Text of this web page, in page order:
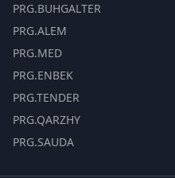
PRG.BUHGALTER
PRG.ALEM
PRG.MED
PRG.ENBEK
PRG.TENDER
PRG.QARZHY
PRG.SAUDA